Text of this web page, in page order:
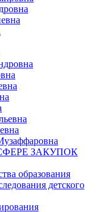
ЗАКУПОК
образования
детского